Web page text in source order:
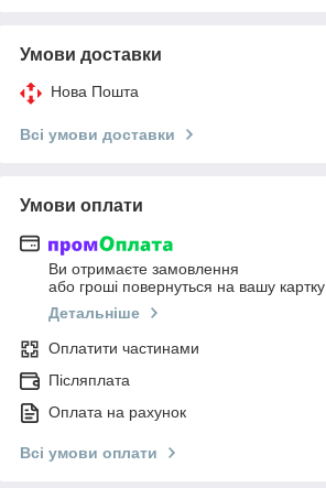
Умови доставки
Нова Пошта
Всі умови доставки
Умови оплати
Ви отримаєте замовлення
або гроші повернуться на вашу картку
Детальніше
Оплатити частинами
Післяплата
Оплата на рахунок
Всі умови оплати